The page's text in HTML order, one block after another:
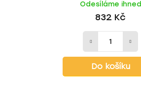
Odesíláme ihned
832 Kč
Do košíku